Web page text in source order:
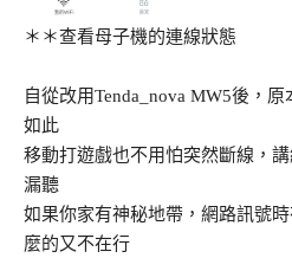
＊＊查看母子機的連線狀態
自從改用Tenda_nova MW5後，
如此
移動打遊戲也不用怕突然斷線，
漏聽
如果你家有神秘地帶，網路訊號
麼的又不在行